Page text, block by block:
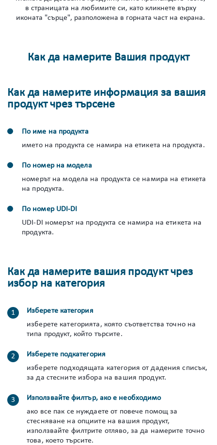
в страницата на любимите си, като кликнете върху
иконата "сърце", разположена в горната част на екрана.
Как да намерите Вашия продукт
Как да намерите информация за вашия
продукт чрез търсене
По име на продукта
името на продукта се намира на етикета на продукта.
По номер на модела
номерът на модела на продукта се намира на етикета
на продукта.
По номер UDI-DI
UDI-DI номерът на продукта се намира на етикета на
продукта.
Как да намерите вашия продукт чрез
избор на категория
Изберете категория
изберете категорията, която съответства точно на
типа продукт, който търсите.
Изберете подкатегория
изберете подходящата категория от дадения списък,
за да стесните избора на вашия продукт.
Използвайте филтър, ако е необходимо
ако все пак се нуждаете от повече помощ за
стесняване на опциите на вашия продукт,
използвайте филтрите отляво, за да намерите точно
това, което търсите.